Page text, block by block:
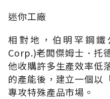
迷你工廠
相對地，伯明罕鋼
Corp.)老闆傑姆士．托
他收購許多生產效率低
的產能後，建立一個以
專攻特殊產品市場。